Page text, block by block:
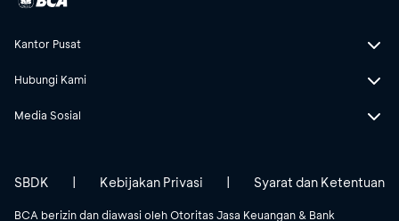
Kantor Pusat
Hubungi Kami
Media Sosial
BCA berizin dan diawasi oleh Otoritas Jasa Keuangan & Bank
SBDK | Kebijakan Privasi | Syarat dan Ketentuan